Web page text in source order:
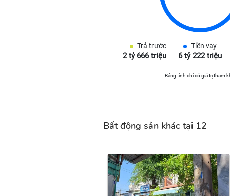
Trả trước
2 tỷ 666 triệu
Tiền vay
6 tỷ 222 triệu
Bảng tính chỉ có giá trị tham
Bất động sản khác tại 12